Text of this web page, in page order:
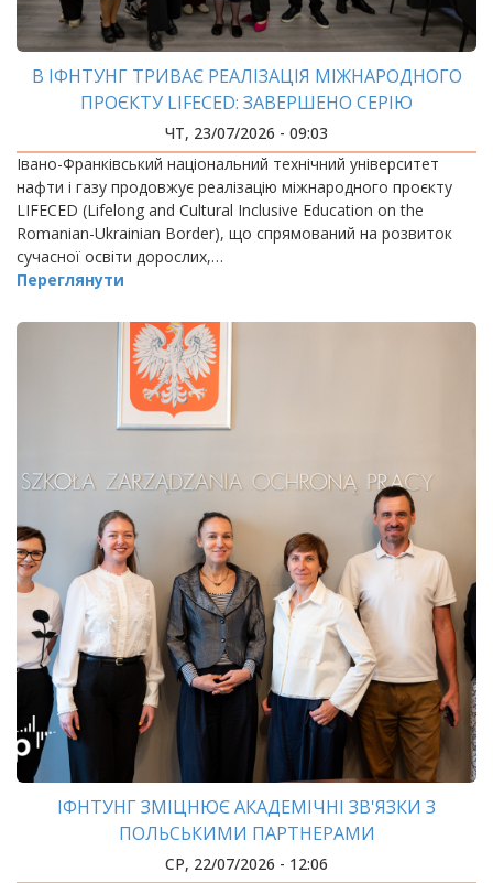
В ІФНТУНГ ТРИВАЄ РЕАЛІЗАЦІЯ МІЖНАРОДНОГО
ПРОЄКТУ LIFECED: ЗАВЕРШЕНО СЕРІЮ
МІЖНАРОДНИХ ТРЕНІНГІВ ДЛЯ УКРАЇНСЬКИХ І
РУМУНСЬКИХ УЧАСНИКІВ
ЧТ, 23/07/2026 - 09:03
Івано-Франківський національний технічний університет
нафти і газу продовжує реалізацію міжнародного проєкту
LIFECED (Lifelong and Cultural Inclusive Education on the
Romanian-Ukrainian Border), що спрямований на розвиток
сучасної освіти дорослих,…
Переглянути
ІФНТУНГ ЗМІЦНЮЄ АКАДЕМІЧНІ ЗВ'ЯЗКИ З
ПОЛЬСЬКИМИ ПАРТНЕРАМИ
СР, 22/07/2026 - 12:06